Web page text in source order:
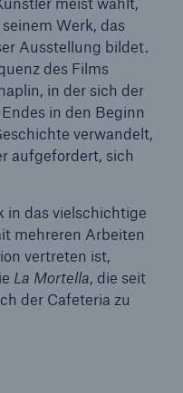
Werk, das
Ausstellung bildet.
des Films
in der sich der
in den Beginn
verwandelt,
aufgefordert, sich
in das vielschichtige
mehreren Arbeiten
vertreten ist,
La Mortella, die seit
der Cafeteria zu